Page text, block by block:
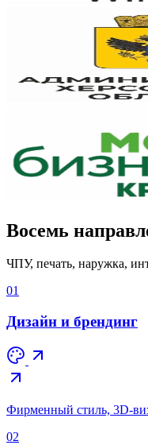
Восемь
ЧПУ, печать, наружка,
01
Дизайн и брендинг
Фирменный стиль, 3D-
02